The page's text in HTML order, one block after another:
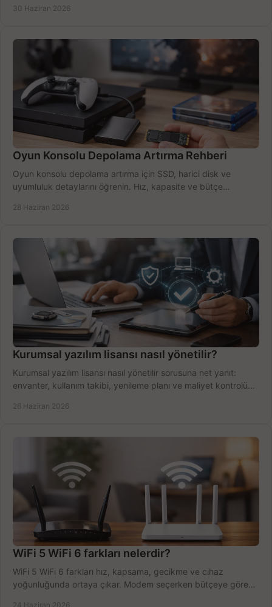
30 Haziran 2026
Oyun Konsolu Depolama Artırma Rehberi
Oyun konsolu depolama artırma için SSD, harici disk ve
uyumluluk detaylarını öğrenin. Hız, kapasite ve bütçe
28 Haziran 2026
Kurumsal yazılım lisansı nasıl yönetilir?
Kurumsal yazılım lisansı nasıl yönetilir sorusuna net yanıt:
envanter, kullanım takibi, yenileme planı ve maliyet kontrolü
26 Haziran 2026
WiFi 5 WiFi 6 farkları nelerdir?
WiFi 5 WiFi 6 farkları hız, kapsama, gecikme ve cihaz
yoğunluğunda ortaya çıkar. Modem seçerken bütçeye göre
24 Haziran 2026